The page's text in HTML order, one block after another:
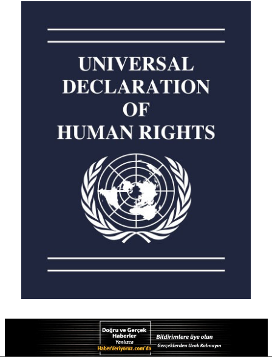
saate düşeceğini aktardı. Arıoğlu, “Köprünün
kıyısından 50 metre boyunca arsa fiyatları iki
katına çıkacak. Deloitte’e yaptırdığımız analize
göre 15 yılda ekonomiye katkısı ise 16 milyar euro
olacak” dedi.
Haber Linki